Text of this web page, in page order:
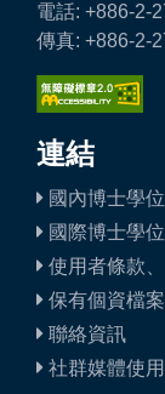
電話: +886-2-
傳真: +886-2-
連結
國內博士學
國際博士學
使用者條款
保有個資檔
聯絡資訊
社群媒體使